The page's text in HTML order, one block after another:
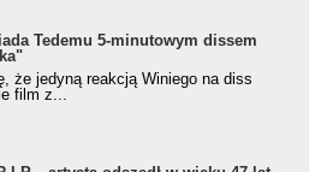
Tedemu 5-minutowym dissem
że jedyną reakcją Winiego na diss
film z...